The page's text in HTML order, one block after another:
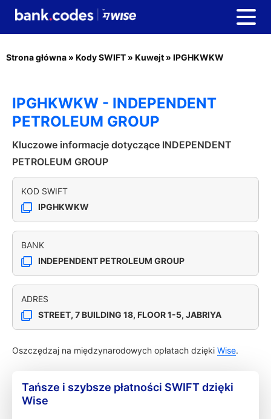
Strona główna » Kody SWIFT » Kuwejt » IPGHKWKW
IPGHKWKW - INDEPENDENT
PETROLEUM GROUP
Kluczowe informacje dotyczące INDEPENDENT
PETROLEUM GROUP
KOD SWIFT
IPGHKWKW
BANK
INDEPENDENT PETROLEUM GROUP
ADRES
STREET, 7 BUILDING 18, FLOOR 1-5, JABRIYA
Oszczędzaj na międzynarodowych opłatach dzięki Wise.
Tańsze i szybsze płatności SWIFT dzięki
Wise